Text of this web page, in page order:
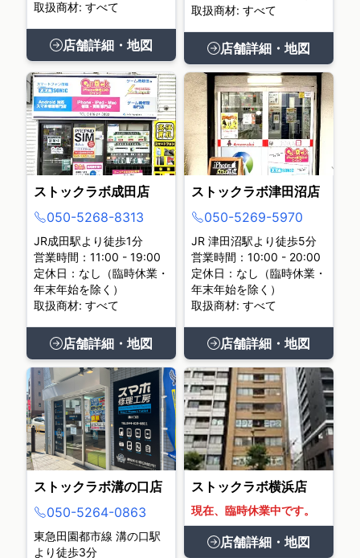
取扱商材: すべて
店舗詳細・地図
取扱商材: すべて
店舗詳細・地図
ストックラボ成田店
050-5268-8313
JR成田駅より徒歩1分
営業時間：11:00 - 19:00
定休日：なし（臨時休業・
年末年始を除く）
取扱商材: すべて
店舗詳細・地図
ストックラボ津田沼店
050-5269-5970
JR 津田沼駅より徒歩5分
営業時間：10:00 - 20:00
定休日：なし（臨時休業・
年末年始を除く）
取扱商材: すべて
店舗詳細・地図
ストックラボ溝の口店
050-5264-0863
東急田園都市線 溝の口駅
より徒歩3分
ストックラボ横浜店
現在、臨時休業中です。
店舗詳細・地図